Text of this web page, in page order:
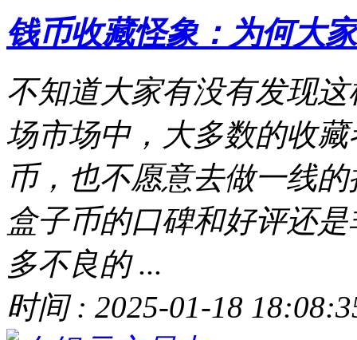
钱币收藏怪象：为何大
不知道大家有没有发现
场市场中，大多数的收
币，也不愿意去做一线
盒子币的口碑和好评还
多不良的 ...
时间 : 2025-01-18